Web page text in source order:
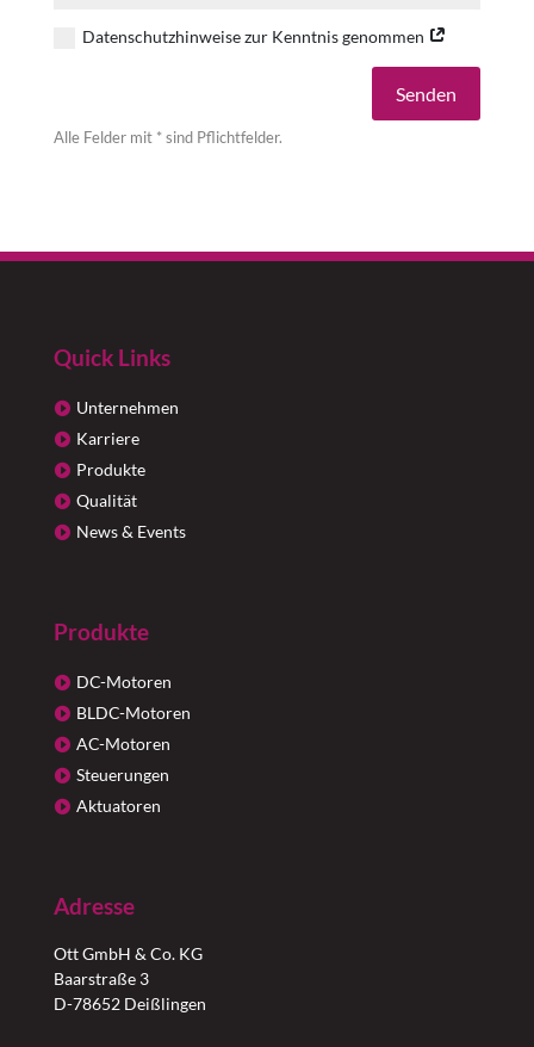
Datenschutzhinweise zur Kenntnis genommen
Senden
Alle Felder mit * sind Pflichtfelder.
Quick Links
Unternehmen
Karriere
Produkte
Qualität
News & Events
Produkte
DC-Motoren
BLDC-Motoren
AC-Motoren
Steuerungen
Aktuatoren
Adresse
Ott GmbH & Co. KG
Baarstraße 3
D-78652 Deißlingen